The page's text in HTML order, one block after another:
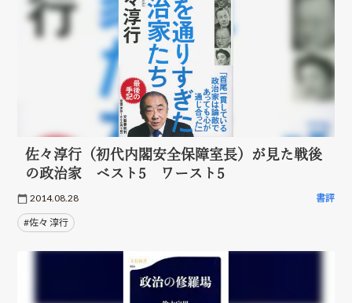
佐々淳行（初代内閣安全保障室長）が見た戦後
の政治家 ベスト5 ワースト5
2014.08.28 書評
#佐々 淳行